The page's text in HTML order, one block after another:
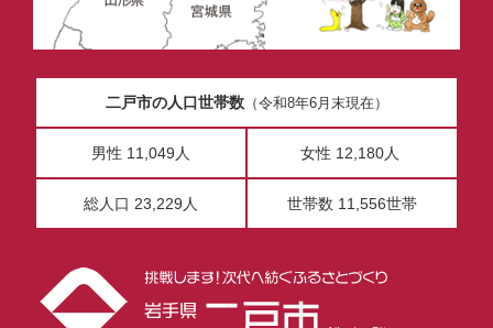
二戸市の人口世帯数（令和8年6月末現在）
男性 11,049人 女性 12,180人
総人口 23,229人 世帯数 11,556世帯